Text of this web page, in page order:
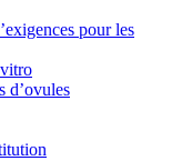
pour les
d’ovules